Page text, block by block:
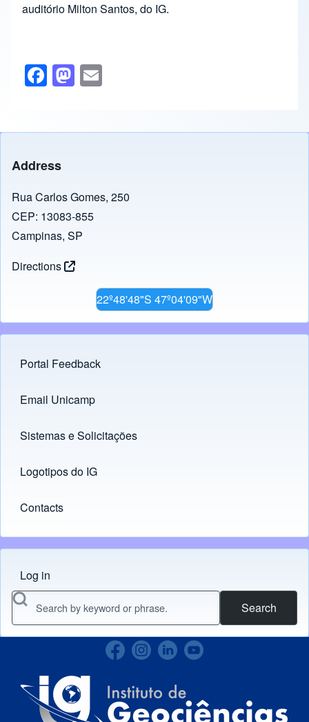
auditório Milton Santos, do IG.
F
a
e
b
o
k
M
a
o
n
Address
Rua Carlos Gomes, 250
CEP: 13083-855
Campinas, SP
Directions
22º48'48"S 47º04'09"W
Footer menu
Portal Feedback
Links
Email Unicamp
(opens in new tab)
Sistemas e Solicitações
(opens in new tab)
Logotipos do IG
(opens in new tab)
Contacts
Menu do usuário
Log in
Search